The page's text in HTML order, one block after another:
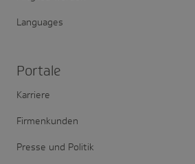
Languages
Portale
Karriere
Firmenkunden
Presse und Politik